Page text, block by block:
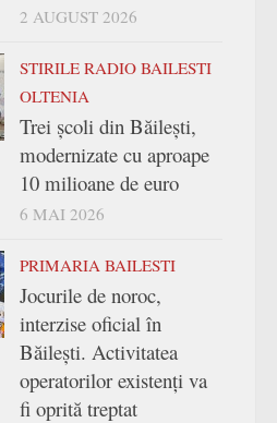
2 AUGUST 2026
STIRILE RADIO BAILESTI
OLTENIA
Trei şcoli din Băileşti,
modernizate cu aproape
10 milioane de euro
6 MAI 2026
PRIMARIA BAILESTI
Jocurile de noroc,
interzise oficial în
Băilești. Activitatea
operatorilor existenți va
fi oprită treptat